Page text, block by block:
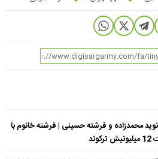
محمدزاده و فرشته حسینی | فرشته خانوم با